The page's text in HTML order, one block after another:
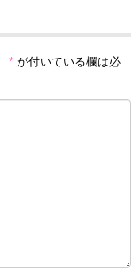
* が付いている欄は必